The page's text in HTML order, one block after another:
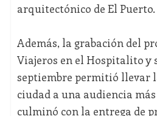
arquitectónico de El Puerto.
Además, la grabación del
Viajeros en el Hospitalito y
septiembre permitió llevar
ciudad a una audiencia
culminó con la entrega de